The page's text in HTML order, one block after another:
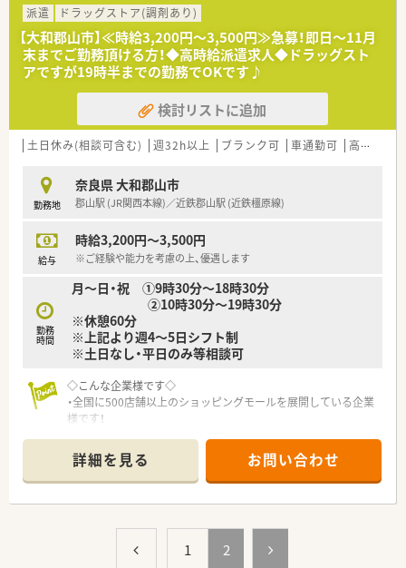
≪ 業務内容 ≫
■1日の平均処方箋枚数は120～130枚/日。
■薬剤師の方は常時4～5名が在籍されており、事務さんも常時3
～4名在籍されています。
■内科, 外科, 小児科, 眼科, 整形外科, 皮膚科, 在宅(施設)幅広く
対応していますが、メインは小児科になります。
■在宅に関しては敷地内の徒歩圏内にある施設を担当されてい
ます。
■管理薬剤師のご経験を生かしたい方
■患者様対応をしっかりと行いたい方
■広域処方対応のご経験のある方
≪ こんな会社です ≫
■医療モール内にある調剤薬局を1店舗運営されています。
います。
奈良・京都・大阪などの関西を中心に介護施設の運営を行ってい
ます。
派遣
ドラッグストア(調剤あり)
【大和郡山市】≪時給3,200円～3,500円≫急募！即日～11月
末までご勤務頂ける方！◆高時給派遣求人◆ドラッグスト
アですが19時半までの勤務でOKです♪
検討リストに追加
土日休み(相談可含む) 週32h以上 ブランク可 車通勤可 高時給(2,500円以上)
勤務地
奈良県 大和郡山市
郡山駅 (JR関西本線)／近鉄郡山駅 (近鉄橿原線)
給与
時給3,200円～3,500円
※ご経験や能力を考慮の上、優遇します
勤務
時間
月～日・祝 ①9時30分～18時30分
②10時30分～19時30分
※休憩60分
※上記より週4～5日シフト制
※土日なし・平日のみ等相談可
◇こんな企業様です◇
・全国に500店舗以上のショッピングモールを展開している企業
様です！
詳細を見る お問い合わせ
1 2